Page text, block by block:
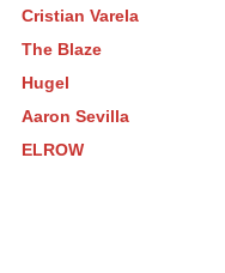
Cristian Varela
The Blaze
Hugel
Aaron Sevilla
ELROW